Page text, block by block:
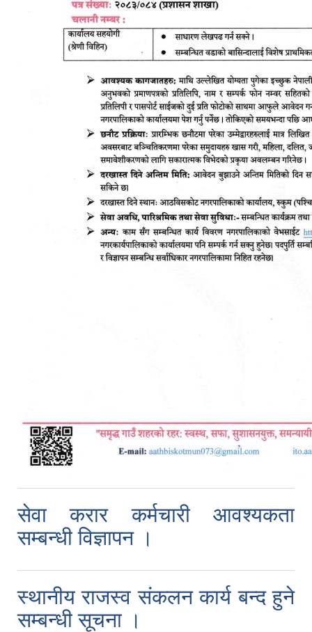
सेवा करार कर्मचारी आवश्यकता
सम्बन्धी विज्ञापन ।
स्थानीय राजस्व संकलन कार्य बन्द हुने
सम्बन्धी सूचना ।